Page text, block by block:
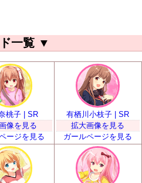
一覧 ▼
桃子 | SR
像を見る
ージを見る
有栖川小枝子 | SR
拡大画像を見る
ガールページを見る